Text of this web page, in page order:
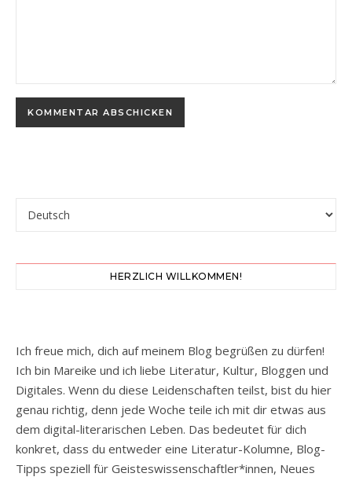
HERZLICH WILLKOMMEN!
Ich freue mich, dich auf meinem Blog begrüßen zu dürfen!
Ich bin Mareike und ich liebe Literatur, Kultur, Bloggen und
Digitales. Wenn du diese Leidenschaften teilst, bist du hier
genau richtig, denn jede Woche teile ich mit dir etwas aus
dem digital-literarischen Leben. Das bedeutet für dich
konkret, dass du entweder eine Literatur-Kolumne, Blog-
Tipps speziell für Geisteswissenschaftler*innen, Neues